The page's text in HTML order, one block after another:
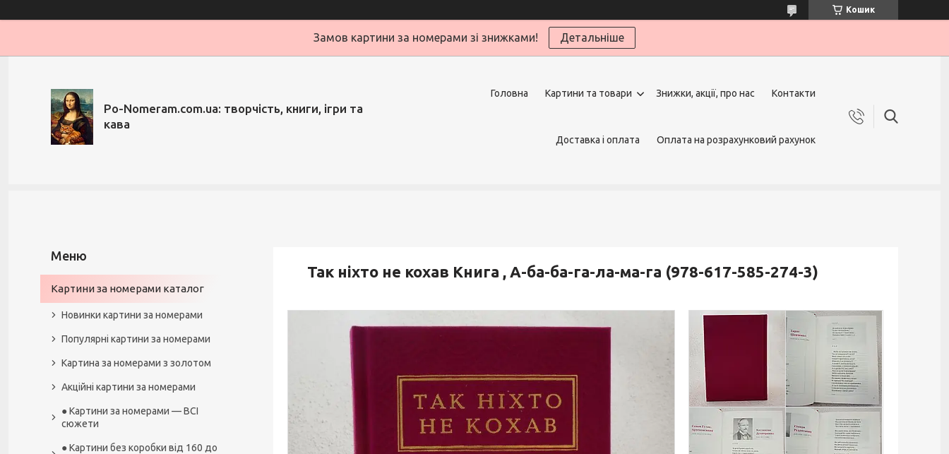
Кошик
Замов картини за номерами зі знижками! Детальніше
Po-Nomeram.com.ua: творчість, книги, ігри та
кава
Головна Картини та товари Знижки, акції, про нас Контакти
Доставка і оплата Оплата на розрахунковий рахунок
Так ніхто не кохав Книга , А-ба-ба-га-ла-ма-га (978-617-585-274-3)
Картини за номерами каталог
Новинки картини за номерами
Популярні картини за номерами
Картина за номерами з золотом
Акційні картини за номерами
● Картини за номерами — ВСІ
сюжети
● Картини без коробки від 160 до